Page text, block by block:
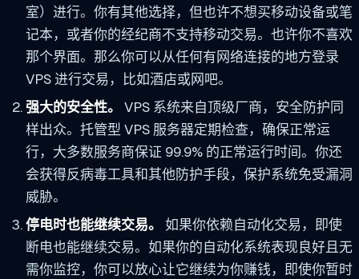
室）进行。你有其他选择，但也许不想买移动设备或笔
记本，或者你的经纪商不支持移动交易。也许你不喜欢
那个界面。那么你可以从任何有网络连接的地方登录
VPS 进行交易，比如酒店或网吧。
强大的安全性。 VPS 系统来自顶级厂商，安全防护同
样出众。托管型 VPS 服务器定期检查，确保正常运
行，大多数服务商保证 99.9% 的正常运行时间。你还
会获得反病毒工具和其他防护手段，保护系统免受漏洞
威胁。
停电时也能继续交易。
如果你依赖自动化交易，即使
断电也能继续交易。如果你的自动化系统表现良好且无
需你监控，你可以放心让它继续为你赚钱，即使你暂时